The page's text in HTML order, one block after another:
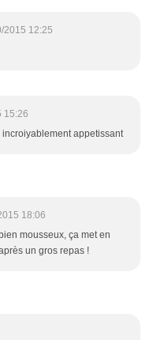
2015 12:25
15:26
appetissant
18:06
mousseux, ça met en
un gros repas !